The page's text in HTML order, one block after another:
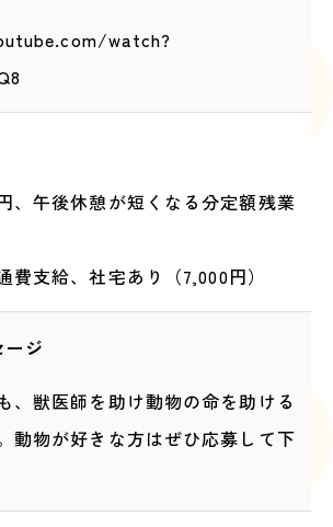
watch?
、午後休憩が短くなる分定額残業
費支給、社宅あり（7,000円）
ジ
、獣医師を助け動物の命を助ける
動物が好きな方はぜひ応募して下